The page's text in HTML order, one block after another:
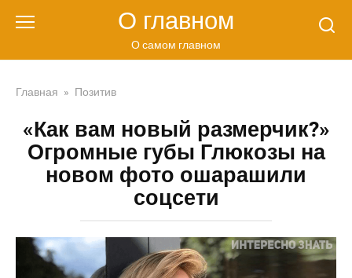
О главном
О самом главном
Главная » Позитив
«Как вам новый размерчик?»
Огромные губы Глюкозы на
новом фото ошарашили
соцсети